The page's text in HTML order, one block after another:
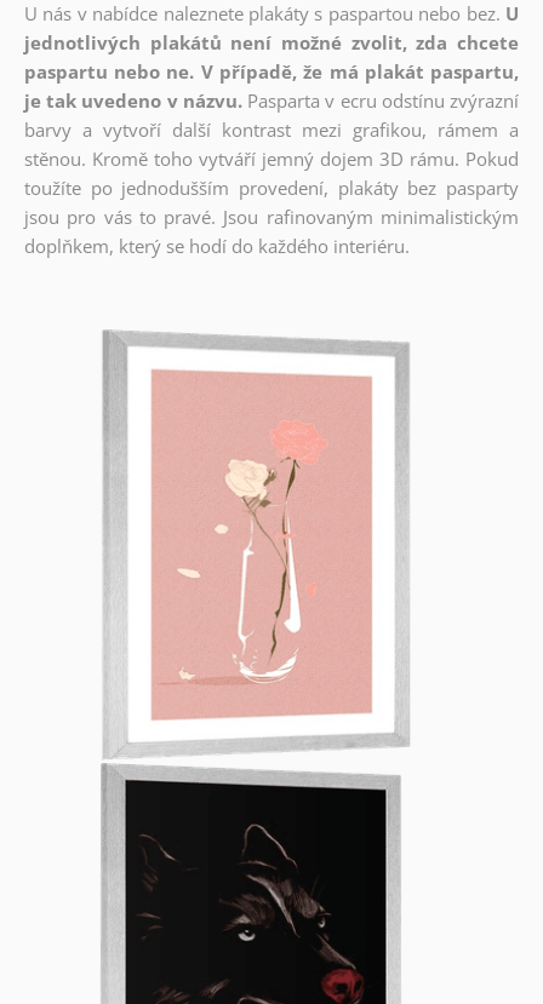
U nás v nabídce naleznete plakáty s paspartou nebo bez. U
jednotlivých plakátů není možné zvolit, zda chcete
paspartu nebo ne. V případě, že má plakát paspartu,
je tak uvedeno v názvu. Pasparta v ecru odstínu zvýrazní
barvy a vytvoří další kontrast mezi grafikou, rámem a
stěnou. Kromě toho vytváří jemný dojem 3D rámu. Pokud
toužíte po jednodušším provedení, plakáty bez pasparty
jsou pro vás to pravé. Jsou rafinovaným minimalistickým
doplňkem, který se hodí do každého interiéru.